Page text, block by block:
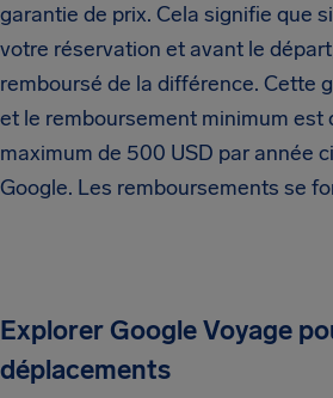
garantie de prix. Cela signifie que
votre réservation et avant le
remboursé de la différence. Cette
et le remboursement minimum est
maximum de 500 USD par année
Google. Les remboursements se
Explorer Google Voyage
déplacements